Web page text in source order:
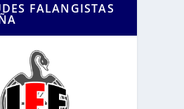
FALANGISTAS